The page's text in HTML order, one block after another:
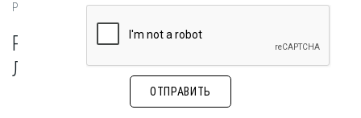
Разъемы типа Провод-Плата для ленточного кабеля
РАЗЪЕМЫ ТИПА ПРОВОД-ПЛАТА ДЛЯ
ЛЕНТОЧНОГО КАБЕЛЯ
ОТПРАВИТЬ